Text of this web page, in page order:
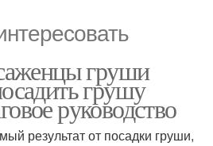
груши
грушу
руководство
результат от посадки груши,